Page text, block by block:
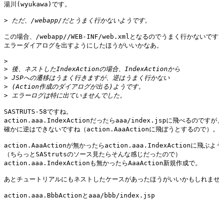
湯川(wyukawa)です。
>
この場合、/webapp//WEB-INF/web.xmlとなるのでうまく行かないです
エラーダイアログを出すようにしたほうがいいかなあ。
>
>
>
>
>
SASTRUTS-58ですね。
action.aaa.IndexActionだったらaaa/index.jspに飛べるのですが
確かに逆はできないですね（action.AaaActionに飛ぼうとするので）。
action.AaaActionが無かったらaction.aaa.IndexActionに飛ぶよう
（ちらっとSAStrutsのソース見たらそんな感じだったので）
action.aaa.IndexActionも無かったらAaaAction新規作成で。
あとチュートリアルにもネストしたケースがあったほうがいいかもしれま
action.aaa.BbbActionとaaa/bbb/index.jsp